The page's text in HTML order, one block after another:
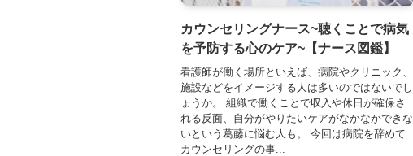
カウンセリングナース~聴くことで病気
を予防する心のケア~【ナース図鑑】
看護師が働く場所といえば、病院やクリニック、
施設などをイメージする人は多いのではないでし
ょうか。 組織で働くことで収入や休日が確保さ
れる反面、自分がやりたいケアがなかなかできな
いという葛藤に悩む人も。 今回は病院を辞めて
カウンセリングの事...